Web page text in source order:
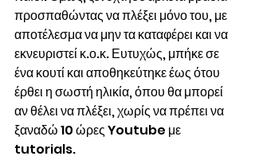
προσπαθώντας να πλέξει μόνο του, με
αποτέλεσμα να μην τα καταφέρει και να
εκνευριστεί κ.ο.κ. Ευτυχώς, μπήκε σε
ένα κουτί και αποθηκεύτηκε έως ότου
έρθει η σωστή ηλικία, όπου θα μπορεί
αν θέλει να πλέξει, χωρίς να πρέπει να
ξαναδώ 10 ώρες Youtube με
tutorials.